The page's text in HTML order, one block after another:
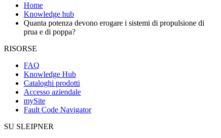
Home
Knowledge hub
Quanta potenza devono erogare i sistemi di propulsione di
prua e di poppa?
RISORSE
FAQ
Knowledge Hub
Cataloghi prodotti
Accesso aziendale
mySite
Fault Code Navigator
SU SLEIPNER